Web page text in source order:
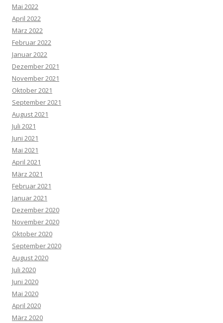
Mai 2022
April 2022
März 2022
Februar 2022
Januar 2022
Dezember 2021
November 2021
Oktober 2021
September 2021
August 2021
Juli 2021
Juni 2021
Mai 2021
April 2021
März 2021
Februar 2021
Januar 2021
Dezember 2020
November 2020
Oktober 2020
September 2020
August 2020
Juli 2020
Juni 2020
Mai 2020
April 2020
März 2020